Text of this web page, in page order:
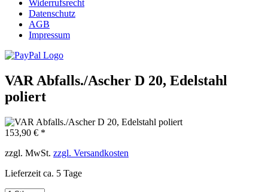
Widerrufsrecht
Datenschutz
AGB
Impressum
VAR Abfalls./Ascher D 20, Edelstahl
poliert
153,90 € *
zzgl. MwSt. zzgl. Versandkosten
Lieferzeit ca. 5 Tage